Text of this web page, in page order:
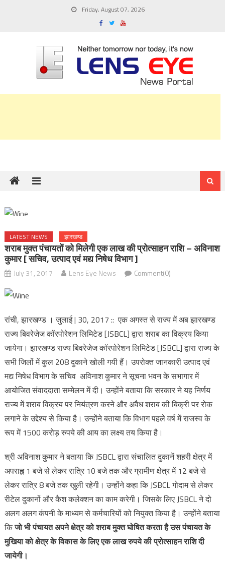
Friday, August 07, 2026
LATEST NEWS झारखण्ड
शराब मुक्त पंचायतों को मिलेगी एक लाख की प्रोत्साहन राशि – अविनाश
कुमार [ सचिव, उत्पाद एवं मद्य निषेध विभाग ]
July 31, 2017 Lens Eye News Comment(0)
रांची, झारखण्ड । जुलाई | 30, 2017 :: एक अगस्त से राज्य में अब झारखण्ड
राज्य बिवरेजेज कॉरपोरेशन लिमिटेड [JSBCL] द्वारा शराब का विक्रय किया
जायेगा। झारखण्ड राज्य बिवरेजेज कॉरपोरेशन लिमिटेड [JSBCL] द्वारा राज्य के
सभी जिलों में कुल 208 दुकाने खोली गयी हैं। उपरोक्त जानकारी उत्पाद एवं
मद्य निषेध विभाग के सचिव अविनाश कुमार ने सूचना भवन के सभागार में
आयोजित संवाददाता सम्मेलन में दी। उन्होंने बताया कि सरकार ने यह निर्णय
राज्य में शराब विक्रय पर नियंत्रण करने और अवैध शराब की बिक्री पर रोक
लगाने के उद्देश्य से किया है। उन्होंने बताया कि विभाग पहले वर्ष में राजस्व के
रूप में 1500 करोड़ रुपये की आय का लक्ष्य तय किया है।
श्री अविनाश कुमार ने बताया कि JSBCL द्वारा संचालित दुकानें शहरी क्षेत्र में
अपराह्न 1 बजे से लेकर रात्रि 10 बजे तक और ग्रामीण क्षेत्र में 12 बजे से
लेकर रात्रि 8 बजे तक खुली रहेगी। उन्होंने कहा कि JSBCL गोदाम से लेकर
रीटेल दुकानों और कैश कलेक्शन का काम करेगी। जिसके लिए JSBCL ने दो
अलग अलग कंपनी के माध्यम से कर्मचारियों को नियुक्त किया है। उन्होंने बताया
किजो भी पंचायत अपने क्षेत्र को शराब मुक्त घोषित करता है उस पंचायत के
मुखिया को क्षेत्र के विकास के लिए एक लाख रुपये की प्रोत्साहन राशि दी
जायेगी।